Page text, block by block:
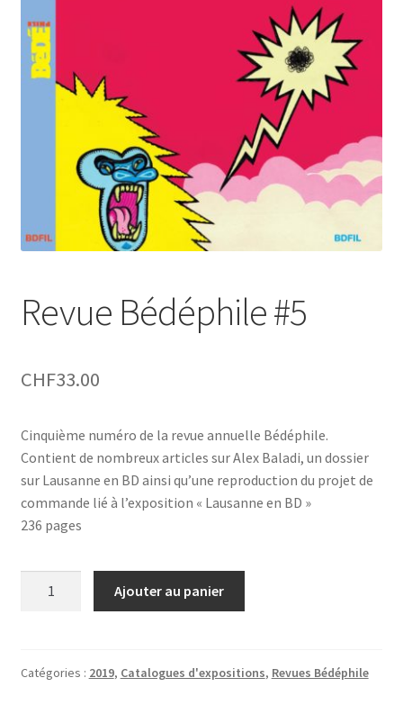
Revue Bédéphile #5
CHF33.00
Cinquième numéro de la revue annuelle Bédéphile.
Contient de nombreux articles sur Alex Baladi, un dossier
sur Lausanne en BD ainsi qu’une reproduction du projet de
commande lié à l’exposition « Lausanne en BD »
236 pages
#5
Ajouter au panier
Catégories : 2019, Catalogues d'expositions, Revues Bédéphile